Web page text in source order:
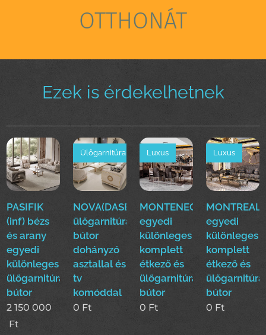
OTTHONÁT
Ezek is érdekelhetnek
PASIFIK
(inf) bézs
és arany
egyedi
különleges
ülőgarnitúra
bútor
2 150 000
Ft
NOVA(DASE)
ülőgarnitúra
bútor
dohányzó
asztallal és
tv
komóddal
Ülőgarnitúra
0 Ft
MONTENEGRO(EFE)Luxus
egyedi
különleges
komplett
étkező és
ülőgarnitúra
bútor
Luxus
0 Ft
egyedi
különleges
komplett
étkező és
ülőgarnitúra
bútor
Luxus
0 Ft